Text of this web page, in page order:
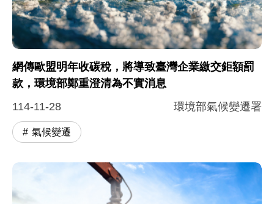
網傳歐盟明年收碳稅，將導致臺灣企業繳交鉅額罰
款，環境部鄭重澄清為不實消息
114-11-28
環境部氣候變遷署
氣候變遷